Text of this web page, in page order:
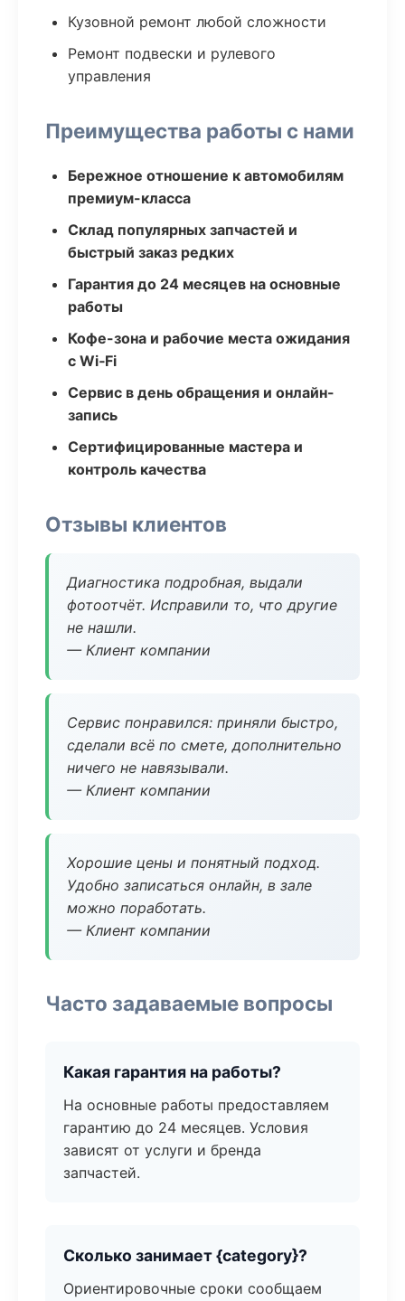
Кузовной ремонт любой сложности
Ремонт подвески и рулевого
управления
Преимущества работы с нами
Бережное отношение к автомобилям
премиум-класса
Склад популярных запчастей и
быстрый заказ редких
Гарантия до 24 месяцев на основные
работы
Кофе-зона и рабочие места ожидания
с Wi‑Fi
Сервис в день обращения и онлайн-
запись
Сертифицированные мастера и
контроль качества
Отзывы клиентов
Диагностика подробная, выдали
фотоотчёт. Исправили то, что другие
не нашли.
— Клиент компании
Сервис понравился: приняли быстро,
сделали всё по смете, дополнительно
ничего не навязывали.
— Клиент компании
Хорошие цены и понятный подход.
Удобно записаться онлайн, в зале
можно поработать.
— Клиент компании
Часто задаваемые вопросы
Какая гарантия на работы?
На основные работы предоставляем
гарантию до 24 месяцев. Условия
зависят от услуги и бренда
запчастей.
Сколько занимает {category}?
Ориентировочные сроки сообщаем